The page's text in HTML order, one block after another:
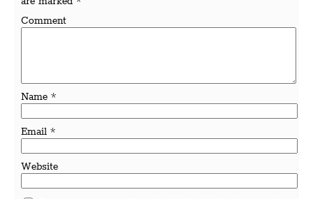
Comment
Name *
Email *
Website